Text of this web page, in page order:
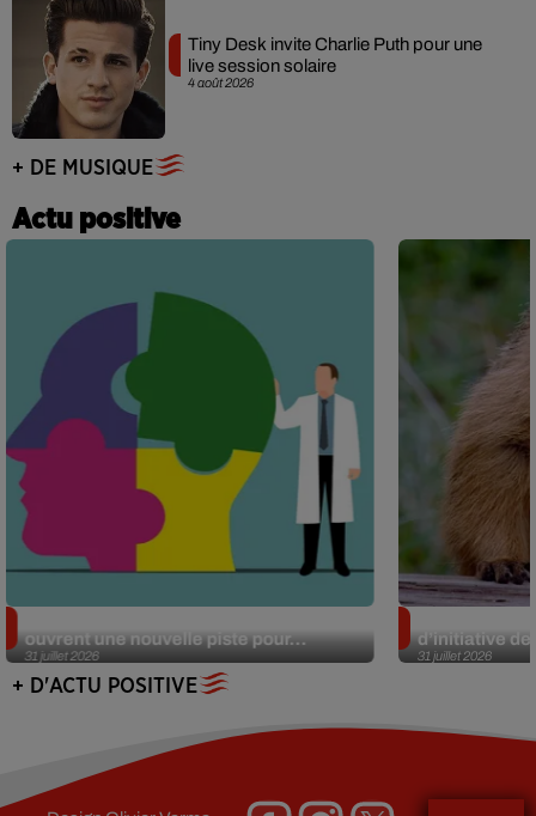
4 août 2026
Tiny Desk invite Charlie Puth pour une
live session solaire
+ DE MUSIQUE
Actu positive
31 juillet 2026
ouvrent une nouvelle piste pour...
31 juillet 2026
d’initiative
+ D'ACTU POSITIVE